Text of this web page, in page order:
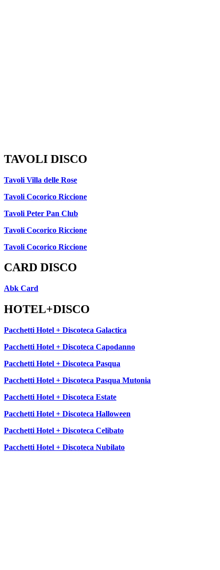
TAVOLI DISCO
Tavoli Villa delle Rose
Tavoli Cocorico Riccione
Tavoli Peter Pan Club
Tavoli Cocorico Riccione
Tavoli Cocorico Riccione
CARD DISCO
Abk Card
HOTEL+DISCO
Pacchetti Hotel + Discoteca Galactica
Pacchetti Hotel + Discoteca Capodanno
Pacchetti Hotel + Discoteca Pasqua
Pacchetti Hotel + Discoteca Pasqua Mutonia
Pacchetti Hotel + Discoteca Estate
Pacchetti Hotel + Discoteca Halloween
Pacchetti Hotel + Discoteca Celibato
Pacchetti Hotel + Discoteca Nubilato